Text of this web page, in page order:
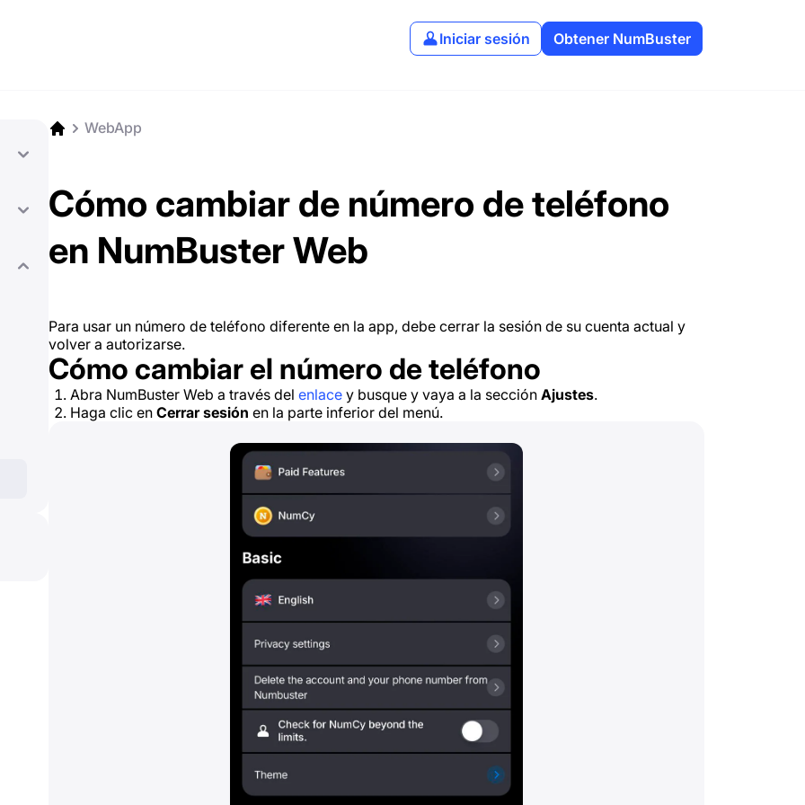
Iniciar sesión Obtener NumBuster
WebApp
Cómo cambiar de número de teléfono
en NumBuster Web
Para usar un número de teléfono diferente en la app, debe cerrar la sesión de su cuenta actual y
volver a autorizarse.
Cómo cambiar el número de teléfono
Abra NumBuster Web a través del enlace y busque y vaya a la sección Ajustes.
Haga clic en Cerrar sesión en la parte inferior del menú.